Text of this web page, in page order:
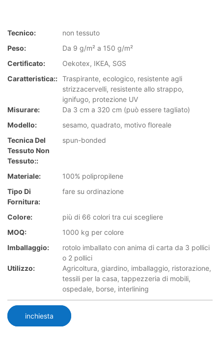
Tecnico:
non tessuto
Peso:
Da 9 g/m² a 150 g/m²
Certificato:
Oekotex, IKEA, SGS
Caratteristica:: Traspirante, ecologico, resistente agli
strizzacervelli, resistente allo strappo,
ignifugo, protezione UV
Misurare:
Da 3 cm a 320 cm (può essere tagliato)
Modello:
sesamo, quadrato, motivo floreale
Tecnica Del
Tessuto Non
Tessuto::
spun-bonded
Materiale:
100% polipropilene
Tipo Di
Fornitura:
fare su ordinazione
Colore:
più di 66 colori tra cui scegliere
MOQ:
1000 kg per colore
Imballaggio:
rotolo imballato con anima di carta da 3 pollici
o 2 pollici
Utilizzo:
Agricoltura, giardino, imballaggio, ristorazione,
tessili per la casa, tappezzeria di mobili,
ospedale, borse, interlining
inchiesta